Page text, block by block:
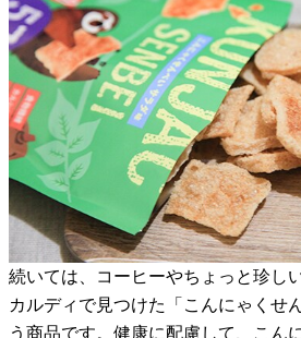
続いては、コーヒーやちょっと珍し
カルディで見つけた「こんにゃく
う商品です。健康に配慮して、こん